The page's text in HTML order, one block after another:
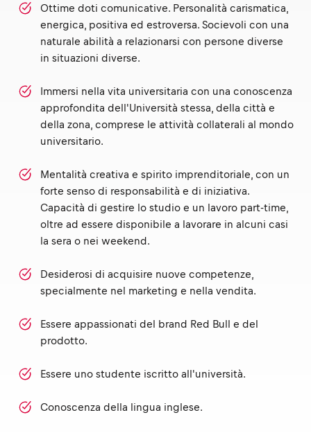
Ottime doti comunicative. Personalità carismatica,
energica, positiva ed estroversa. Socievoli con una
naturale abilità a relazionarsi con persone diverse
in situazioni diverse.
Immersi nella vita universitaria con una conoscenza
approfondita dell'Università stessa, della città e
della zona, comprese le attività collaterali al mondo
universitario.
Mentalità creativa e spirito imprenditoriale, con un
forte senso di responsabilità e di iniziativa.
Capacità di gestire lo studio e un lavoro part-time,
oltre ad essere disponibile a lavorare in alcuni casi
la sera o nei weekend.
Desiderosi di acquisire nuove competenze,
specialmente nel marketing e nella vendita.
Essere appassionati del brand Red Bull e del
prodotto.
Essere uno studente iscritto all'università.
Conoscenza della lingua inglese.